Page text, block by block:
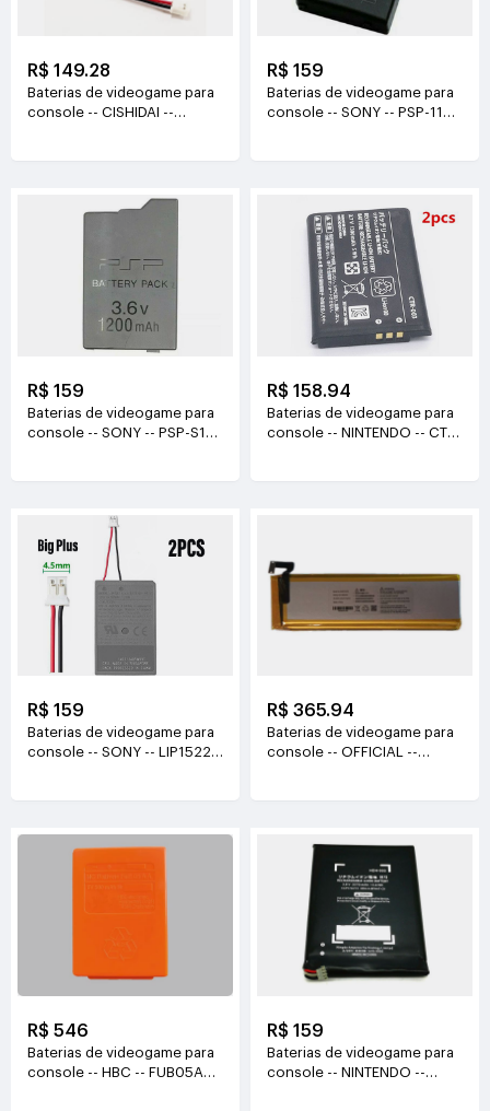
R$ 149.28
Baterias de videogame para
console -- CISHIDAI --
R$ 159
Baterias de videogame para
console -- SONY -- PSP-110
R$ 159
Baterias de videogame para
console -- SONY -- PSP-S110
R$ 158.94
Baterias de videogame para
console -- NINTENDO -- CTR-
R$ 159
Baterias de videogame para
console -- SONY -- LIP1522
R$ 365.94
Baterias de videogame para
console -- OFFICIAL --
R$ 546
Baterias de videogame para
console -- HBC -- FUB05AA
R$ 159
Baterias de videogame para
console -- NINTENDO --